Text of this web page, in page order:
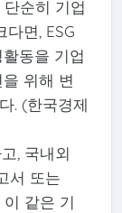
순히 기업
면, ESG
동을 기업
위해 변
. (한국경제
, 국내외
서 또는
같은 기